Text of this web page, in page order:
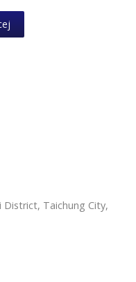
District, Taichung City,